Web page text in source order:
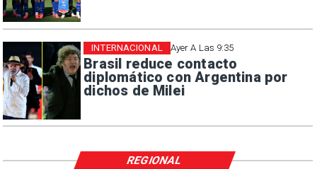
Ayer A Las 9:35
Brasil reduce contacto
diplomático con Argentina por
dichos de Milei
INTERNACIONAL
REGIONAL